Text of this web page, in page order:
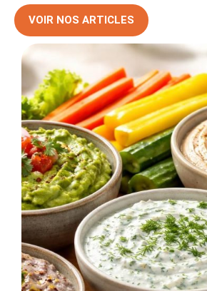
VOIR NOS ARTICLES